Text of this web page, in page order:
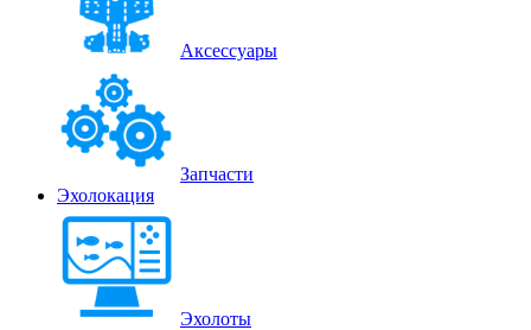
Аксессуары
Запчасти
Эхолокация
Эхолоты